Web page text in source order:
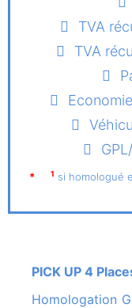
TVA
TVA
* 1 si homologué
PICK UP 4
Homologation Gratuite en 3 , 5 ou 6 Places sur